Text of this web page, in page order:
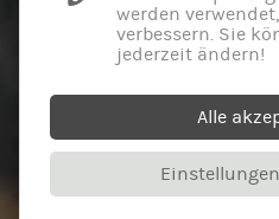
werden
verbessern. Sie
jederzeit ändern!
Alle